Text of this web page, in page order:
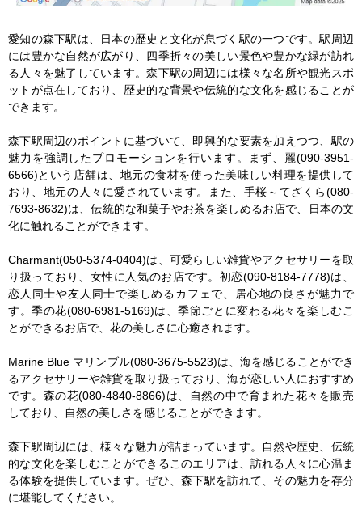
愛知の森下駅は、日本の歴史と文化が息づく駅の一つです。駅周辺
には豊かな自然が広がり、四季折々の美しい景色や豊かな緑が訪れ
る人々を魅了しています。森下駅の周辺には様々な名所や観光スポ
ットが点在しており、歴史的な背景や伝統的な文化を感じることが
できます。
森下駅周辺のポイントに基づいて、即興的な要素を加えつつ、駅の
魅力を強調したプロモーションを行います。まず、麗(090-3951-
6566)という店舗は、地元の食材を使った美味しい料理を提供して
おり、地元の人々に愛されています。また、手桜～てざくら(080-
7693-8632)は、伝統的な和菓子やお茶を楽しめるお店で、日本の文
化に触れることができます。
Charmant(050-5374-0404)は、可愛らしい雑貨やアクセサリーを取
り扱っており、女性に人気のお店です。初恋(090-8184-7778)は、
恋人同士や友人同士で楽しめるカフェで、居心地の良さが魅力で
す。季の花(080-6981-5169)は、季節ごとに変わる花々を楽しむこ
とができるお店で、花の美しさに心癒されます。
Marine Blue マリンブル(080-3675-5523)は、海を感じることができ
るアクセサリーや雑貨を取り扱っており、海が恋しい人におすすめ
です。森の花(080-4840-8866)は、自然の中で育まれた花々を販売
しており、自然の美しさを感じることができます。
森下駅周辺には、様々な魅力が詰まっています。自然や歴史、伝統
的な文化を楽しむことができるこのエリアは、訪れる人々に心温ま
る体験を提供しています。ぜひ、森下駅を訪れて、その魅力を存分
に堪能してください。